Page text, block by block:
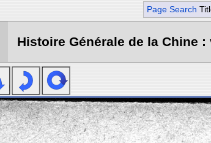
Page Search
Histoire Générale de la Chine :